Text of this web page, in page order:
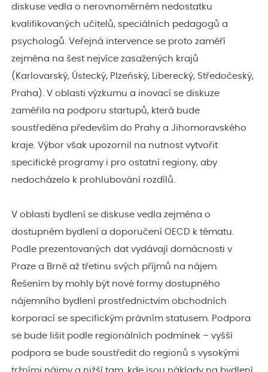
diskuse vedla o nerovnoměrném nedostatku
kvalifikovaných učitelů, speciálních pedagogů a
psychologů. Veřejná intervence se proto zaměří
zejména na šest nejvíce zasažených krajů
(Karlovarský, Ústecký, Plzeňský, Liberecký, Středočeský,
Praha). V oblasti výzkumu a inovací se diskuze
zaměřila na podporu startupů, která bude
soustředěna především do Prahy a Jihomoravského
kraje. Výbor však upozornil na nutnost vytvořit
specifické programy i pro ostatní regiony, aby
nedocházelo k prohlubování rozdílů.
V oblasti bydlení se diskuse vedla zejména o
dostupném bydlení a doporučení OECD k tématu.
Podle prezentovaných dat vydávají domácnosti v
Praze a Brně až třetinu svých příjmů na nájem.
Řešením by mohly být nové formy dostupného
nájemního bydlení prostřednictvím obchodních
korporací se specifickým právním statusem. Podpora
se bude lišit podle regionálních podmínek – vyšší
podpora se bude soustředit do regionů s vysokými